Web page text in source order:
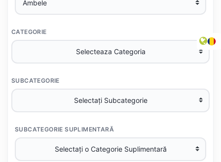
CATEGORIE
SUBCATEGORIE
SUBCATEGORIE SUPLIMENTARĂ